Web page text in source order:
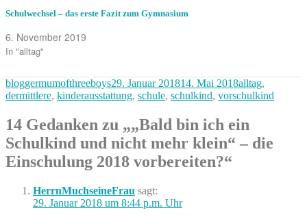
Schulwechsel – das erste Fazit zum Gymnasium
6. November 2019
In "alltag"
Autor
bloggermumofthreeboysVeröffentlicht
am
29. Januar 201814. Mai 2018Kategorien
alltag,
dermittlere, kinderausstattung, schule, schulkind, vorschulkind
14 Gedanken zu „„Bald bin ich ein
Schulkind und nicht mehr klein“ – die
Einschulung 2018 vorbereiten?“
HerrnMuchseineFrau sagt:
29. Januar 2018 um 8:44 p.m. Uhr